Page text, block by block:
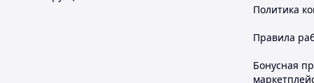
Политика
Правила
Бонусная